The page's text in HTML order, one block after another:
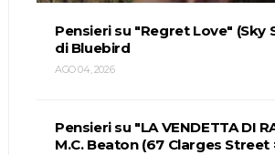
Pensieri su "Regret Love" (Sky
di Bluebird
AGO 04, 2026
Pensieri su "LA VENDETTA DI
M.C. Beaton (67 Clarges Street